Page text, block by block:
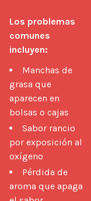
Los problemas
comunes
incluyen:
Manchas de
grasa que
aparecen en
bolsas o cajas
Sabor rancio
por exposición al
oxígeno
Pérdida de
aroma que apaga